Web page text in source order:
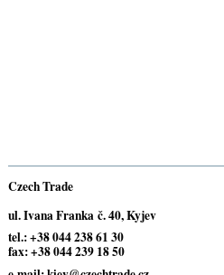
Czech Trade
ul. Ivana Franka č. 40,Kyjev
tel.: +38 044 238 61 30
fax: +38 044 239 18 50